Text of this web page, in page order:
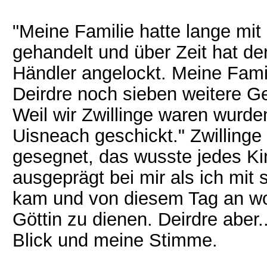
"Meine Familie hatte lange
gehandelt und über Zeit hat
Händler angelockt. Meine
Deirdre noch sieben weitere
Weil wir Zwillinge waren
Uisneach geschickt."
gesegnet, das wusste jedes
ausgeprägt bei mir als ich mit
kam und von diesem Tag an
Göttin zu dienen. Deirdre
Blick und meine Stimme.